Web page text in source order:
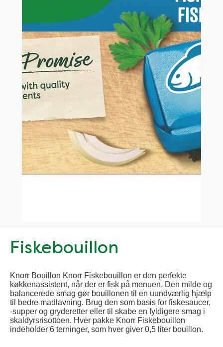
Fiskebouillon
Knorr Bouillon Knorr Fiskebouillon er den perfekte
køkkenassistent, når der er fisk på menuen. Den milde og
balancerede smag gør bouillonen til en uundværlig hjælp
til bedre madlavning. Brug den som basis for fiskesaucer,
-supper og gryderetter eller til skabe en fyldigere smag i
skaldyrsrisottoen. Hver pakke Knorr Fiskebouillon
indeholder 6 terninger, som hver giver 0,5 liter bouillon.